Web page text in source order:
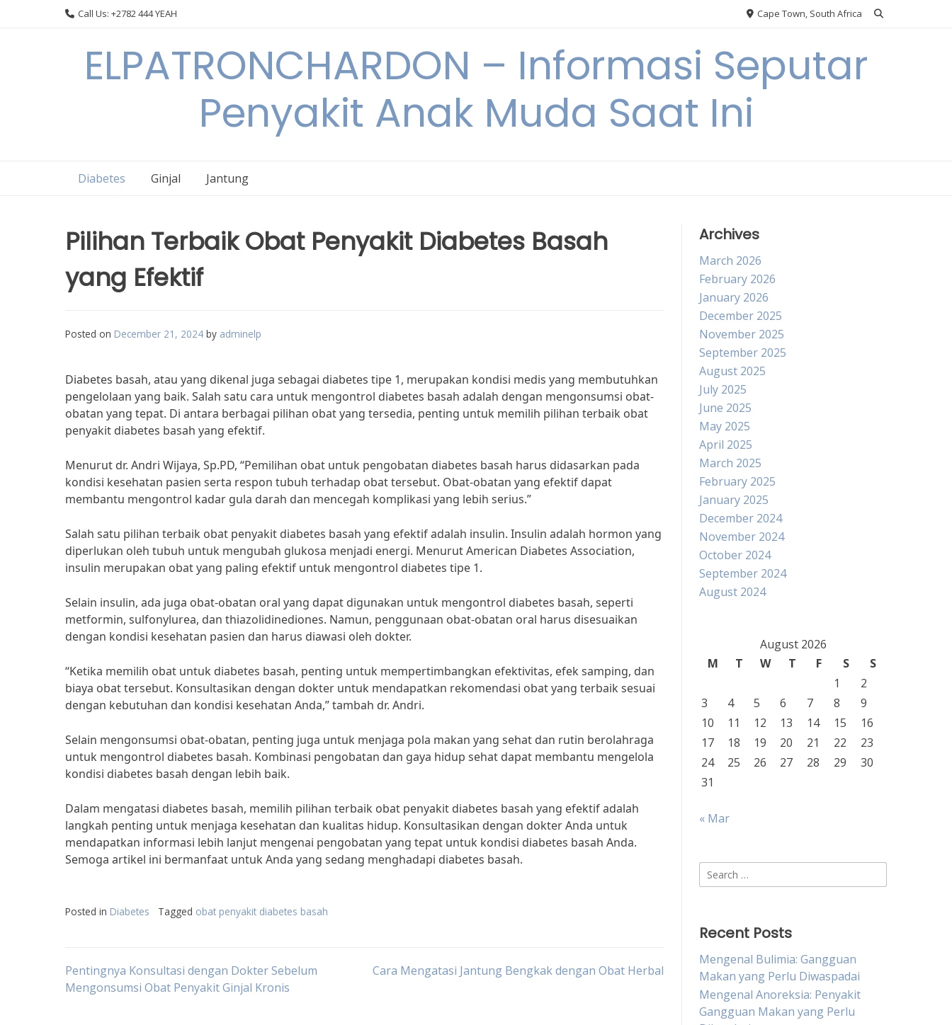
Call Us: +2782 444 YEAH Cape Town, South Africa
ELPATRONCHARDON – Informasi Seputar
Penyakit Anak Muda Saat Ini
Diabetes Ginjal Jantung
Pilihan Terbaik Obat Penyakit Diabetes Basah
yang Efektif
Posted on December 21, 2024 by adminelp
Diabetes basah, atau yang dikenal juga sebagai diabetes tipe 1, merupakan kondisi medis yang membutuhkan
pengelolaan yang baik. Salah satu cara untuk mengontrol diabetes basah adalah dengan mengonsumsi obat-
obatan yang tepat. Di antara berbagai pilihan obat yang tersedia, penting untuk memilih pilihan terbaik obat
penyakit diabetes basah yang efektif.
Menurut dr. Andri Wijaya, Sp.PD, “Pemilihan obat untuk pengobatan diabetes basah harus didasarkan pada
kondisi kesehatan pasien serta respon tubuh terhadap obat tersebut. Obat-obatan yang efektif dapat
membantu mengontrol kadar gula darah dan mencegah komplikasi yang lebih serius.”
Salah satu pilihan terbaik obat penyakit diabetes basah yang efektif adalah insulin. Insulin adalah hormon yang
diperlukan oleh tubuh untuk mengubah glukosa menjadi energi. Menurut American Diabetes Association,
insulin merupakan obat yang paling efektif untuk mengontrol diabetes tipe 1.
Selain insulin, ada juga obat-obatan oral yang dapat digunakan untuk mengontrol diabetes basah, seperti
metformin, sulfonylurea, dan thiazolidinediones. Namun, penggunaan obat-obatan oral harus disesuaikan
dengan kondisi kesehatan pasien dan harus diawasi oleh dokter.
“Ketika memilih obat untuk diabetes basah, penting untuk mempertimbangkan efektivitas, efek samping, dan
biaya obat tersebut. Konsultasikan dengan dokter untuk mendapatkan rekomendasi obat yang terbaik sesuai
dengan kebutuhan dan kondisi kesehatan Anda,” tambah dr. Andri.
Selain mengonsumsi obat-obatan, penting juga untuk menjaga pola makan yang sehat dan rutin berolahraga
untuk mengontrol diabetes basah. Kombinasi pengobatan dan gaya hidup sehat dapat membantu mengelola
kondisi diabetes basah dengan lebih baik.
Dalam mengatasi diabetes basah, memilih pilihan terbaik obat penyakit diabetes basah yang efektif adalah
langkah penting untuk menjaga kesehatan dan kualitas hidup. Konsultasikan dengan dokter Anda untuk
mendapatkan informasi lebih lanjut mengenai pengobatan yang tepat untuk kondisi diabetes basah Anda.
Semoga artikel ini bermanfaat untuk Anda yang sedang menghadapi diabetes basah.
Posted in Diabetes Tagged obat penyakit diabetes basah
Post
Pentingnya Konsultasi dengan Dokter Sebelum
Mengonsumsi Obat Penyakit Ginjal Kronis
Cara Mengatasi Jantung Bengkak dengan Obat Herbal
Archives
March 2026
February 2026
January 2026
December 2025
November 2025
September 2025
August 2025
July 2025
June 2025
May 2025
April 2025
March 2025
February 2025
January 2025
December 2024
November 2024
October 2024
September 2024
August 2024
August 2026
M
T W T F S
S
1
2
3
4 5 6 7 8
9
10
11 12 13 14 15
16
17
18 19 20 21 22
23
24
25 26 27 28 29
30
31
« Mar
Search
for:
Recent Posts
Mengenal Bulimia: Gangguan
Makan yang Perlu Diwaspadai
Mengenal Anoreksia: Penyakit
Gangguan Makan yang Perlu